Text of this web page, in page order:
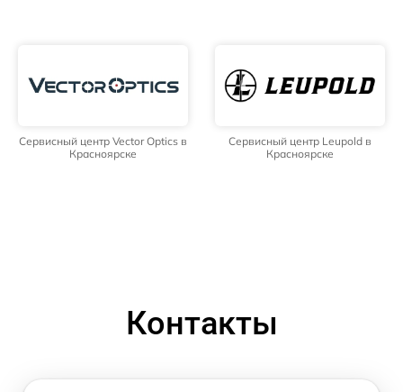
Сервисный центр Vector Optics в
Красноярске
Сервисный центр Leupold в
Красноярске
Контакты